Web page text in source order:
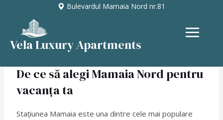
content
Bulevardul Mamaia Nord nr.81
Vela Luxury Apartments
MAIN
De ce să alegi Mamaia Nord pentru
vacanța ta
Stațiunea Mamaia este una dintre cele mai populare